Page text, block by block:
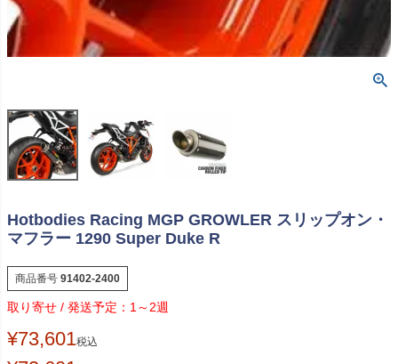
Hotbodies Racing MGP GROWLER スリップオン・
マフラー 1290 Super Duke R
商品番号 91402-2400
1～2週
¥73,601税込